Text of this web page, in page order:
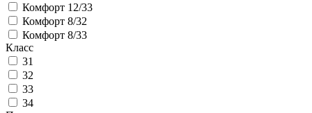
Комфорт 12/33
Комфорт 8/32
Комфорт 8/33
Класс
31
32
33
34